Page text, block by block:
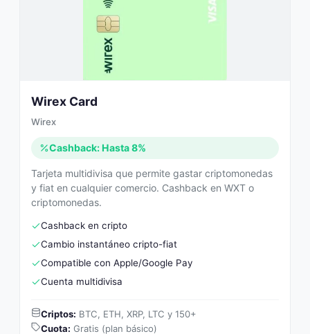
Wirex Card
Wirex
Cashback: Hasta 8%
Tarjeta multidivisa que permite gastar criptomonedas
y fiat en cualquier comercio. Cashback en WXT o
criptomonedas.
Cashback en cripto
Cambio instantáneo cripto-fiat
Compatible con Apple/Google Pay
Cuenta multidivisa
Criptos: BTC, ETH, XRP, LTC y 150+
Cuota: Gratis (plan básico)